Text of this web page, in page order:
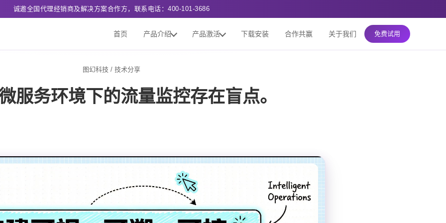
诚邀全国代理经销商及解决方案合作方，联系电话：400-101-3686
首页 产品介绍 产品激活 下载安装 合作共赢 关于我们 免费试用
图幻科技 / 技术分享
服务环境下的流量监控存在盲点。